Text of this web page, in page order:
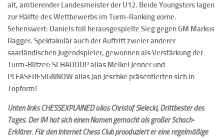
alt, amtierender Landesmeister der U12. Beide Youngsters lagen
zur Hälfte des Wettbewerbs im Turm-Ranking vorne.
Sehenswert: Daniels toll herausgespielte Sieg gegen GM Markus
Ragger. Spektakulär auch der Auftritt zweier anderer
saarländischen Jugendspieler, gewonnen als Verstärkung der
Turm-Blitzer: SCHADOUP alias Meikel Jenner und
PLEASERESIGNNOW alias Jan Jeschke präsentierten sich in
Topform!
Unten links CHESSEXPLAINED alias Christof Sielecki, Drittbester des
Tages. Der IM hat sich einen Namen gemacht als großer Schach-
Erklärer. Für den Internet Chess Club prooduziert er eine regelmäßige